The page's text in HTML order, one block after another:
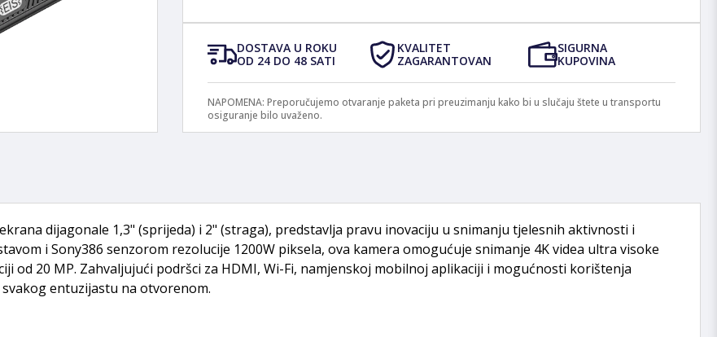
DOSTAVA U ROKU
OD 24 DO 48 SATI
KVALITET
ZAGARANTOVAN
SIGURNA
KUPOVINA
NAPOMENA: Preporučujemo otvaranje paketa pri preuzimanju kako bi u slučaju štete u transportu
osiguranje bilo uvaženo.
dijagonale 1,3" (sprijeda) i 2" (straga), predstavlja pravu inovaciju u snimanju tjelesnih aktivnosti i
i Sony386 senzorom rezolucije 1200W piksela, ova kamera omogućuje snimanje 4K videa ultra visoke
od 20 MP. Zahvaljujući podršci za HDMI, Wi-Fi, namjenskoj mobilnoj aplikaciji i mogućnosti korištenja
entuzijastu na otvorenom.